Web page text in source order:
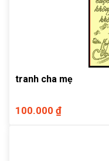
tranh cha mẹ
100.000 ₫